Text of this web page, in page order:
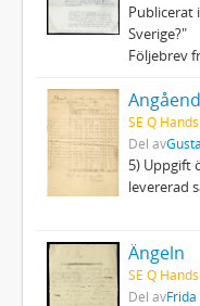
Publicerat
Sverige?"
Följebrev
SE Q
Del av
5) Uppgift
levererad
Ängeln
SE Q
Del avFrida